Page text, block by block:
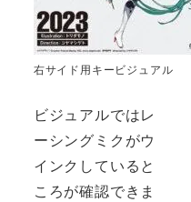
右サイド用キービジュアル
ビジュアルではレ
ーシングミクがウ
インクしていると
ころが確認できま